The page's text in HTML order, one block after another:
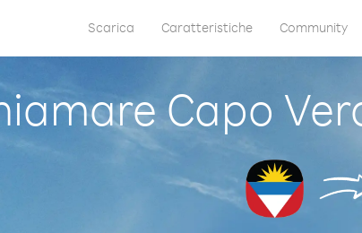
Scarica Caratteristiche Community
Capo